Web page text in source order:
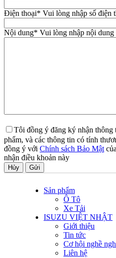
Điện thoại* Vui lòng nhập số điện
Nội dung* Vui lòng nhập nội dung
Tôi đồng ý đăng ký nhận thông
phẩm, và các thông tin có tính
đồng ý với Chính sách Bảo Mật
nhận điều khoản này
Hủy
Sản phẩm
Ô Tô
Xe Tải
ISUZU VIỆT NHẬT
Giới thiệu
Tin tức
Cơ hội nghề
Liên hệ